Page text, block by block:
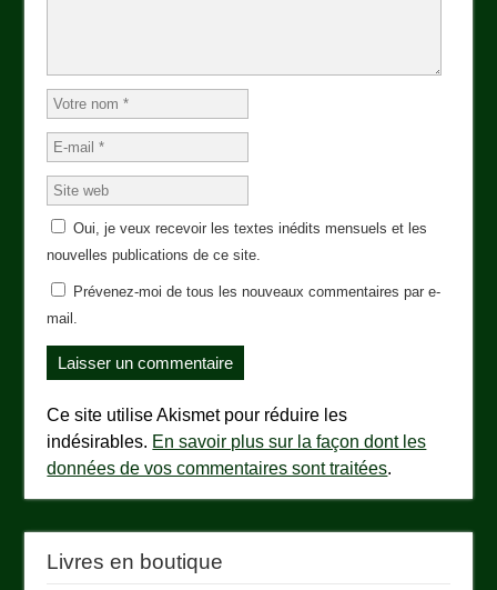
Oui, je veux recevoir les textes inédits mensuels et les
nouvelles publications de ce site.
Prévenez-moi de tous les nouveaux commentaires par e-
mail.
Ce site utilise Akismet pour réduire les
indésirables. En savoir plus sur la façon dont les
données de vos commentaires sont traitées.
Livres en boutique